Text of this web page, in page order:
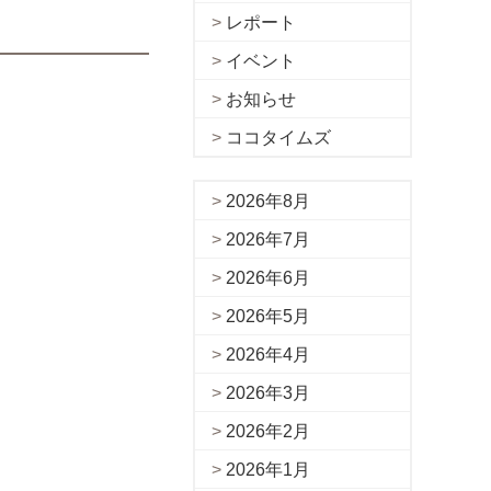
レポート
イベント
お知らせ
ココタイムズ
2026年8月
2026年7月
2026年6月
2026年5月
2026年4月
2026年3月
2026年2月
2026年1月